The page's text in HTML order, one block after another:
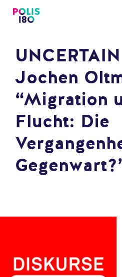
Zum
Inhalt
Jochen
“Migration
Flucht: Die